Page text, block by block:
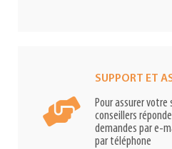
SUPPORT ET
Pour assurer
conseillers
demandes par e-
par téléphone